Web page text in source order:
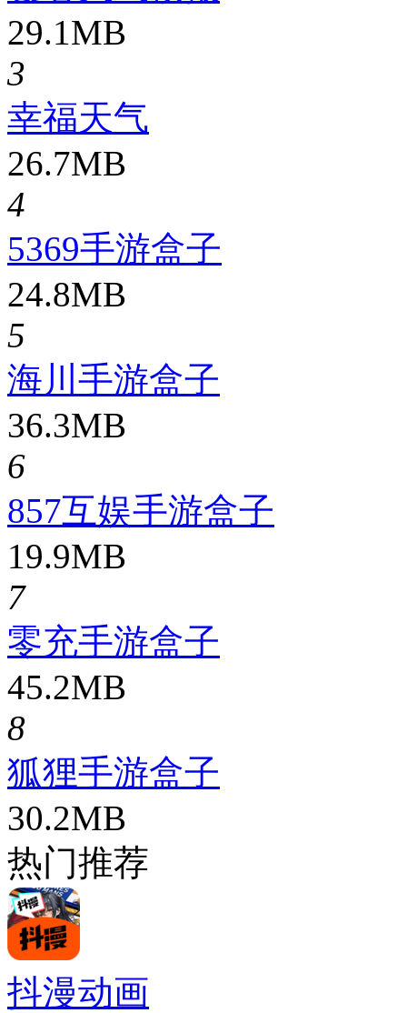
29.1MB
3
幸福天气
26.7MB
4
5369手游盒子
24.8MB
5
海川手游盒子
36.3MB
6
857互娱手游盒子
19.9MB
7
零充手游盒子
45.2MB
8
狐狸手游盒子
30.2MB
热门推荐
抖漫动画